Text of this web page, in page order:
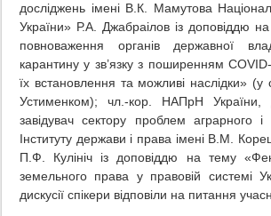
досліджень імені В.К. Мамутова
України» Р.А. Джабраілов із доповіддю
повноваження органів державної
карантину у зв’язку з поширенням
їх встановлення та можливі наслідки» (у
Устименком); чл.-кор. НАПрН України,
завідувач сектору проблем аграрного
Інституту держави і права імені В.М.
П.Ф. Кулініч із доповіддю на тему
земельного права у правовій системі
дискусії спікери відповіли на питання